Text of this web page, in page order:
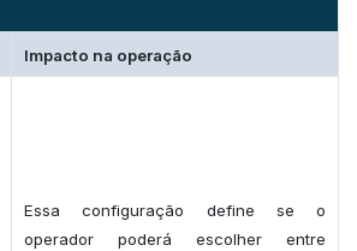
Impacto na operação
Essa configuração define se o
operador poderá escolher entre